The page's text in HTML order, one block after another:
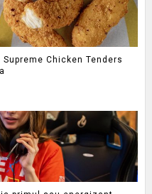
Chicken Tenders